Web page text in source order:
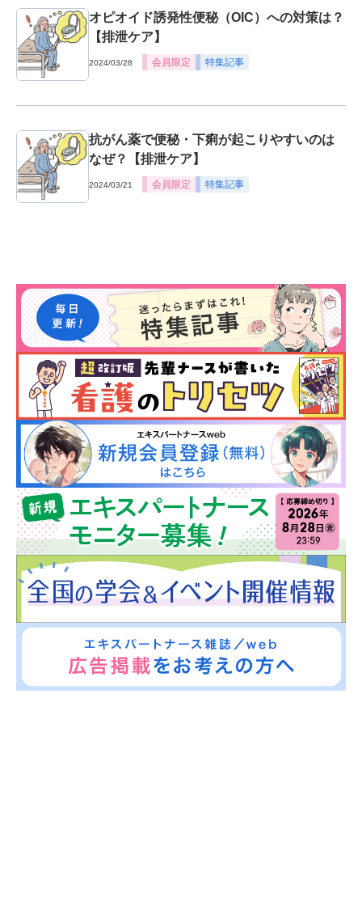
オピオイド誘発性便秘（OIC）への対策は？
【排泄ケア】
2024/03/28 会員限定 特集記事
抗がん薬で便秘・下痢が起こりやすいのは
なぜ？【排泄ケア】
2024/03/21 会員限定 特集記事